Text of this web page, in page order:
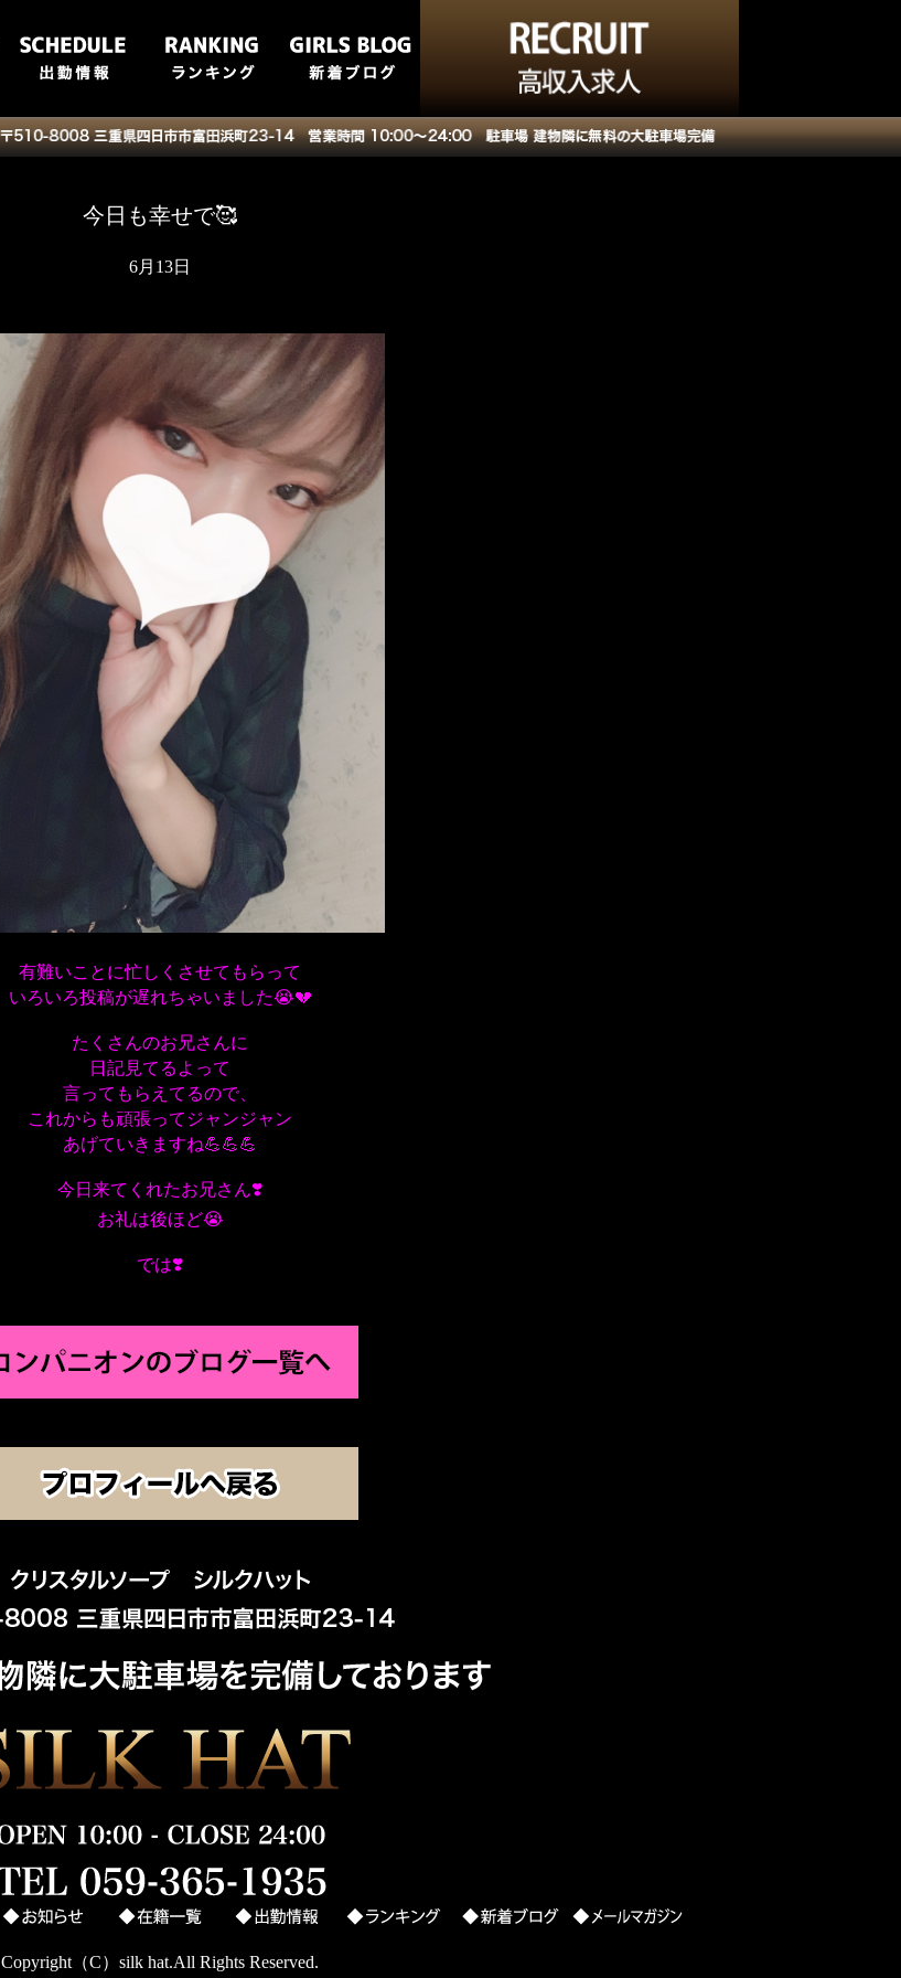
今日も幸せで🥰
6月13日
有難いことに忙しくさせてもらって
いろいろ投稿が遅れちゃいました😭💔
たくさんのお兄さんに
日記見てるよって
言ってもらえてるので、
​​​​​​これからも頑張ってジャンジャン
あげていきますね💪💪💪​
今日来てくれたお兄さん❣️
お礼は後ほど😭
では❣️
Copyright（C）silk hat.All Rights Reserved.